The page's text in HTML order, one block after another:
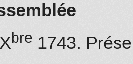
Xbre 1743.